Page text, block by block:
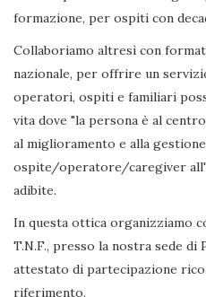
formazione, per ospiti con
Collaboriamo altresì con
nazionale, per offrire un
operatori, ospiti e familiari
vita dove "la persona è al
al miglioramento e alla
ospite/operatore/caregiver
adibite.
In questa ottica organizziamo
T.N.F., presso la nostra sede di
attestato di partecipazione
riferimento.